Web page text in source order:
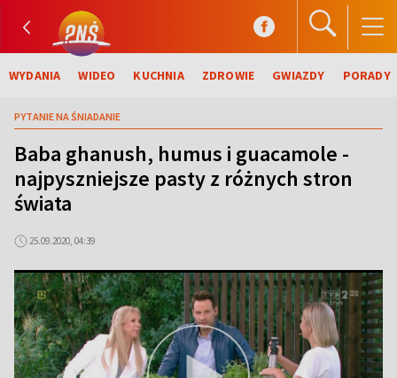
WYDANIA WIDEO KUCHNIA ZDROWIE GWIAZDY PORADY
PYTANIE NA ŚNIADANIE
Baba ghanush, humus i guacamole -
najpyszniejsze pasty z różnych stron
świata
25.09.2020, 04:39